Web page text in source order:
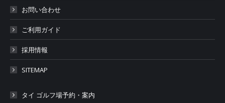
お問い合わせ
ご利用ガイド
採用情報
SITEMAP
タイ ゴルフ場予約・案内